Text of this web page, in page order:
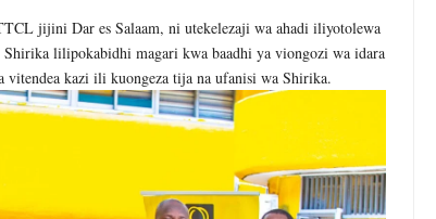
jijini Dar es Salaam, ni utekelezaji wa ahadi iliyotolewa
lilipokabidhi magari kwa baadhi ya viongozi wa idara
vitendea kazi ili kuongeza tija na ufanisi wa Shirika.